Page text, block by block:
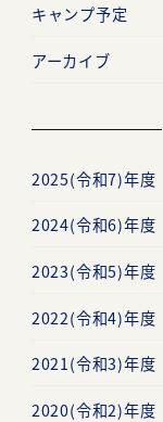
キャンプ予定
アーカイブ
2025(令和7)年度
2024(令和6)年度
2023(令和5)年度
2022(令和4)年度
2021(令和3)年度
2020(令和2)年度